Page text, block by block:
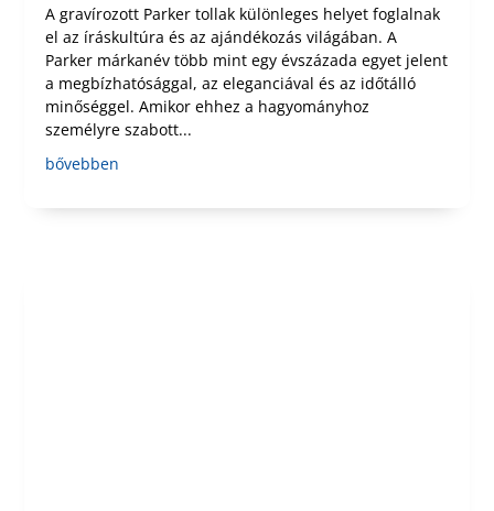
A gravírozott Parker tollak különleges helyet foglalnak
el az íráskultúra és az ajándékozás világában. A
Parker márkanév több mint egy évszázada egyet jelent
a megbízhatósággal, az eleganciával és az időtálló
minőséggel. Amikor ehhez a hagyományhoz
személyre szabott...
bővebben